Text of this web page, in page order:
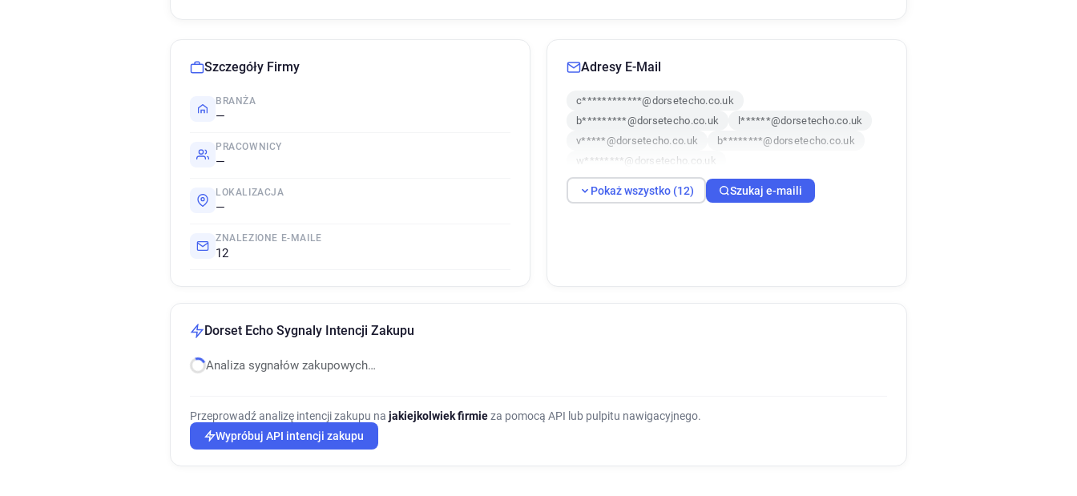
Szczegóły Firmy
BRANŻA
—
PRACOWNICY
—
LOKALIZACJA
—
ZNALEZIONE E-MAILE
12
Adresy E-Mail
c************@dorsetecho.co.uk
b*********@dorsetecho.co.uk
l******@dorsetecho.co.uk
v*****@dorsetecho.co.uk
b********@dorsetecho.co.uk
w********@dorsetecho.co.uk
p**********@dorsetecho.co.uk
m******@dorsetecho.co.uk
e******@dorsetecho.co.uk
h*********@dorsetecho.co.uk
Pokaż wszystko (12) Szukaj e-maili
Dorset Echo Sygnaly Intencji Zakupu
Analiza sygnałów zakupowych…
Przeprowadź analizę intencji zakupu na jakiejkolwiek firmieza pomocą API lub pulpitu nawigacyjnego.
Wypróbuj API intencji zakupu